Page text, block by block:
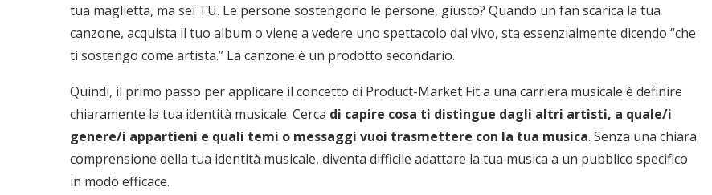
tua maglietta, ma sei TU. Le persone sostengono le persone, giusto? Quando un fan scarica la tua
canzone, acquista il tuo album o viene a vedere uno spettacolo dal vivo, sta essenzialmente dicendo “che
ti sostengo come artista.” La canzone è un prodotto secondario.
Quindi, il primo passo per applicare il concetto di Product-Market Fit a una carriera musicale è definire
chiaramente la tua identità musicale. Cerca di capire cosa ti distingue dagli altri artisti, a quale/i
genere/i appartieni e quali temi o messaggi vuoi trasmettere con la tua musica. Senza una chiara
comprensione della tua identità musicale, diventa difficile adattare la tua musica a un pubblico specifico
in modo efficace.